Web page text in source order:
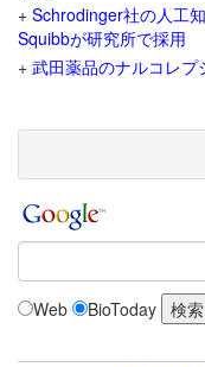
+ Schrodinger社の人工
Squibbが研究所で採用
+ 武田薬品のナルコレ
Web BioToday